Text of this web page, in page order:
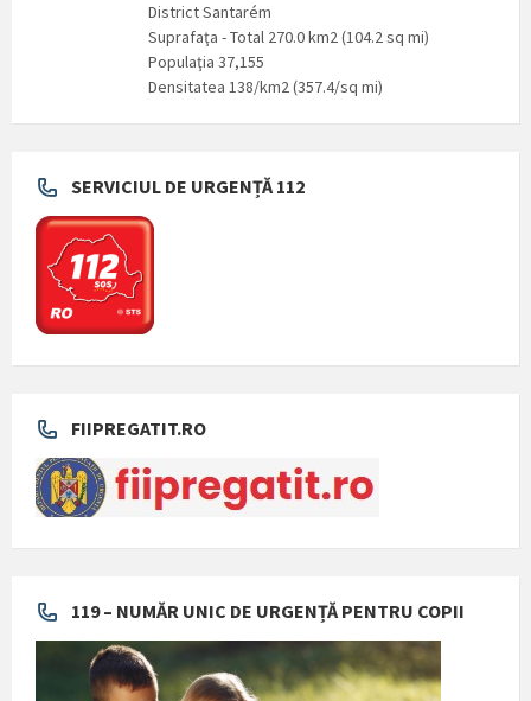
District Santarém
Suprafaţa - Total 270.0 km2 (104.2 sq mi)
Populaţia 37,155
Densitatea 138/km2 (357.4/sq mi)
SERVICIUL DE URGENȚĂ 112
FIIPREGATIT.RO
119 – NUMĂR UNIC DE URGENȚĂ PENTRU COPII